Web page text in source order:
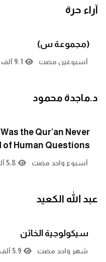
آراء حرة
(مجموعة س)
أسبوعين مضت 9.1 ألف
د.ماجدة محمود
the Qur’an Never
Human Questions?
أسبوع واحد مضت 5.8 ألف
عبد الله الكعيد
سيكولوجية الخائن
شهر واحد مضت 5.9 ألف